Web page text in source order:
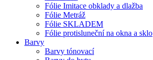
Fólie Imitace obklady a dlažba
Fólie Metráž
Fólie SKLADEM
Fólie protisluneční na okna a sklo
Barvy
Barvy tónovací